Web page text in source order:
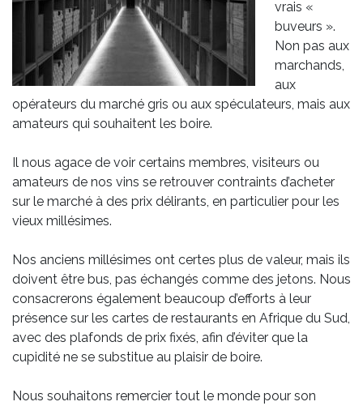
vrais «
buveurs ».
Non pas aux
marchands,
aux
opérateurs du marché gris ou aux spéculateurs, mais aux
amateurs qui souhaitent les boire.
Il nous agace de voir certains membres, visiteurs ou
amateurs de nos vins se retrouver contraints d’acheter
sur le marché à des prix délirants, en particulier pour les
vieux millésimes.
Nos anciens millésimes ont certes plus de valeur, mais ils
doivent être bus, pas échangés comme des jetons. Nous
consacrerons également beaucoup d’efforts à leur
présence sur les cartes de restaurants en Afrique du Sud,
avec des plafonds de prix fixés, afin d’éviter que la
cupidité ne se substitue au plaisir de boire.
Nous souhaitons remercier tout le monde pour son